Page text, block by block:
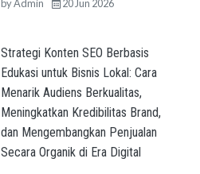
byAdmin 20 Jun 2026
Strategi Konten SEO Berbasis
Edukasi untuk Bisnis Lokal: Cara
Menarik Audiens Berkualitas,
Meningkatkan Kredibilitas Brand,
dan Mengembangkan Penjualan
Secara Organik di Era Digital